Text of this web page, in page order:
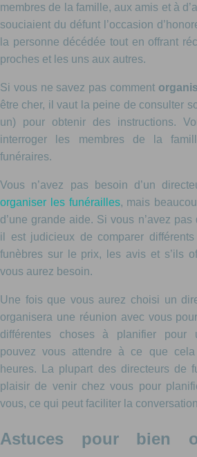
membres de la famille, aux amis et à
souciaient du défunt l’occasion
la personne décédée tout en offrant
proches et les uns aux autres.
Si vous ne savez pas comment
être cher, il vaut la peine de consulter
un) pour obtenir des instructions.
interroger les membres de la
funéraires.
Vous n’avez pas besoin d’un
organiser les funérailles, mais
d’une grande aide. Si vous n’avez pas
il est judicieux de comparer
funèbres sur le prix, les avis et s’ils
vous aurez besoin.
Une fois que vous aurez choisi un
organisera une réunion avec vous
différentes choses à planifier pour
pouvez vous attendre à ce que
heures. La plupart des directeurs de
plaisir de venir chez vous pour
vous, ce qui peut faciliter la
Astuces pour bien